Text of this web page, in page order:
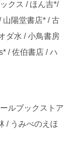
クス / ほん吉*/
陽堂書店* / 古
ダ水 / 小鳥書房
/ 佐伯書店 / ハ
ルブックストア
/ うみべのえほ